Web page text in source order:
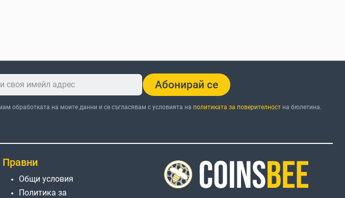
Абонирай се
обработката на моите данни и се съгласявам с условията на политиката за поверителностна бюлетина.
Правни
Общи условия
Политика за